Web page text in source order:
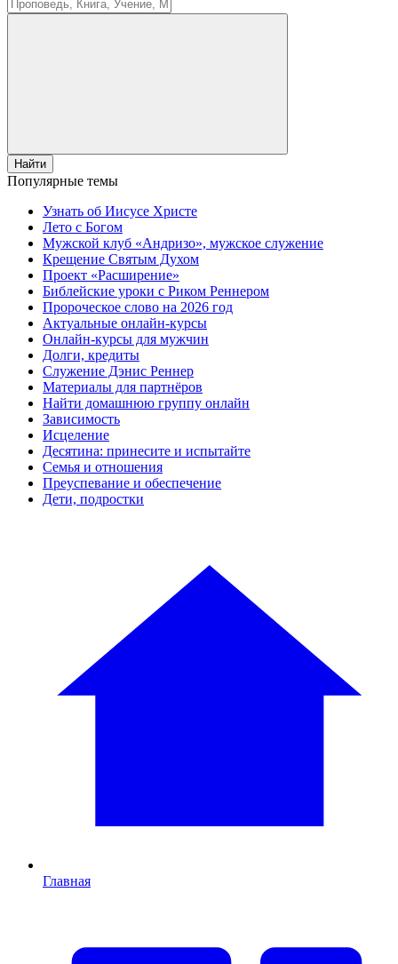
Найти
Популярные темы
Узнать об Иисусе Христе
Лето с Богом
Мужской клуб «Андризо», мужское служение
Крещение Святым Духом
Проект «Расширение»
Библейские уроки с Риком Реннером
Пророческое слово на 2026 год
Актуальные онлайн-курсы
Онлайн-курсы для мужчин
Долги, кредиты
Служение Дэнис Реннер
Материалы для партнёров
Найти домашнюю группу онлайн
Зависимость
Исцеление
Десятина: принесите и испытайте
Семья и отношения
Преуспевание и обеспечение
Дети, подростки
Главная